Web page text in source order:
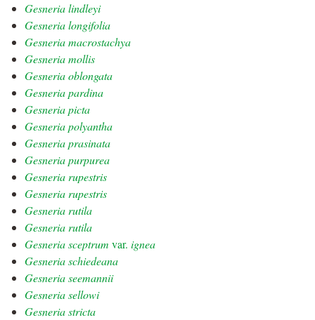
Gesneria lindleyi
Gesneria longifolia
Gesneria macrostachya
Gesneria mollis
Gesneria oblongata
Gesneria pardina
Gesneria picta
Gesneria polyantha
Gesneria prasinata
Gesneria purpurea
Gesneria rupestris
Gesneria rupestris
Gesneria rutila
Gesneria rutila
Gesneria sceptrum var. ignea
Gesneria schiedeana
Gesneria seemannii
Gesneria sellowi
Gesneria stricta